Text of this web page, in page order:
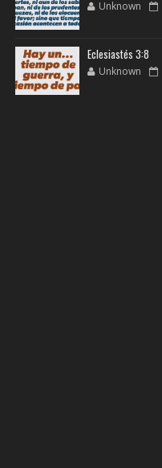
Unknown
Eclesiastés 3:8
Unknown